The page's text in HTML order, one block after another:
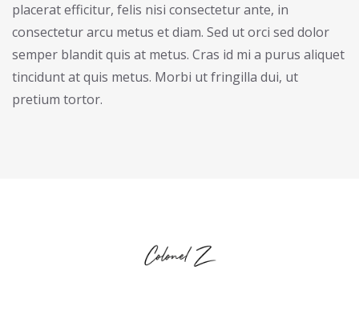
placerat efficitur, felis nisi consectetur ante, in
consectetur arcu metus et diam. Sed ut orci sed dolor
semper blandit quis at metus. Cras id mi a purus aliquet
tincidunt at quis metus. Morbi ut fringilla dui, ut
pretium tortor.